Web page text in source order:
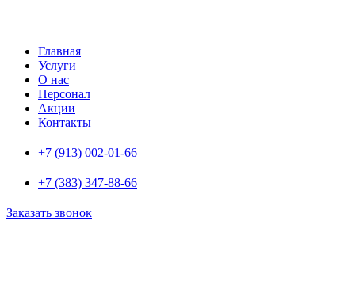
Главная
Услуги
О нас
Персонал
Акции
Контакты
+7 (913) 002-01-66
+7 (383) 347-88-66
Заказать звонок